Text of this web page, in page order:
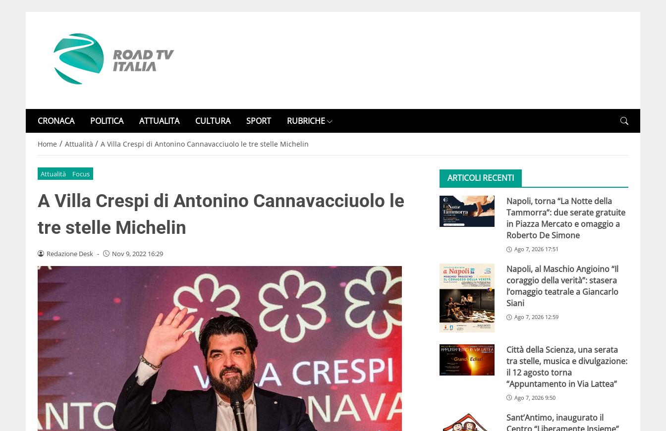
CRONACA POLITICA ATTUALITA CULTURA SPORT RUBRICHE
Home / Attualità / A Villa Crespi di Antonino Cannavacciuolo le tre stelle Michelin
Attualità Focus
A Villa Crespi di Antonino Cannavacciuolo le
tre stelle Michelin
Redazione Desk - Nov 9, 2022 16:29
ARTICOLI RECENTI
Napoli, torna “La Notte della
Tammorra”: due serate gratuite
in Piazza Mercato e omaggio a
Roberto De Simone
Ago 7, 2026 17:51
Napoli, al Maschio Angioino “Il
coraggio della verità”: stasera
l’omaggio teatrale a Giancarlo
Siani
Ago 7, 2026 12:59
Città della Scienza, una serata
tra stelle, musica e divulgazione:
il 12 agosto torna
“Appuntamento in Via Lattea”
Ago 7, 2026 9:50
Sant’Antimo, inaugurato il